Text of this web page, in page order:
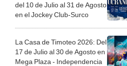
del 10 de Julio al 31 de Agosto
en el Jockey Club-Surco
La Casa de Timoteo 2026: Del
17 de Julio al 30 de Agosto en
Mega Plaza - Independencia